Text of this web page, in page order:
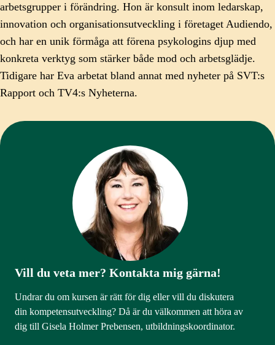
arbetsgrupper i förändring. Hon är konsult inom ledarskap,
innovation och organisationsutveckling i företaget Audiendo,
och har en unik förmåga att förena psykologins djup med
konkreta verktyg som stärker både mod och arbetsglädje.
Tidigare har Eva arbetat bland annat med nyheter på SVT:s
Rapport och TV4:s Nyheterna.
Vill du veta mer? Kontakta mig gärna!
Undrar du om kursen är rätt för dig eller vill du diskutera
din kompetensutveckling? Då är du välkommen att höra av
dig till Gisela Holmer Prebensen, utbildningskoordinator.